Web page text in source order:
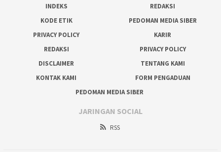
INDEKS
REDAKSI
KODE ETIK
PEDOMAN MEDIA SIBER
PRIVACY POLICY
KARIR
REDAKSI
PRIVACY POLICY
DISCLAIMER
TENTANG KAMI
KONTAK KAMI
FORM PENGADUAN
PEDOMAN MEDIA SIBER
JARINGAN SOCIAL
RSS